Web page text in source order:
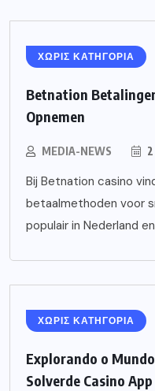
ΧΩΡΙΣ ΚΑΤΗΓΟΡΙΑ
Betnation
Opnemen
MEDIA-NEWS
Bij Betnation casino
betaalmethoden voor
populair in Nederland
ΧΩΡΙΣ ΚΑΤΗΓΟΡΙΑ
Explorando o
Solverde Casino